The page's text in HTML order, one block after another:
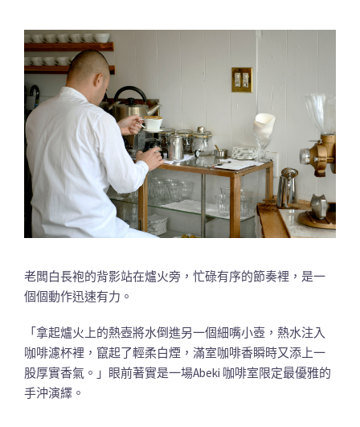
老闆白長袍的背影站在爐火旁，忙碌有序的節奏裡，是一
個個動作迅速有力。
「拿起爐火上的熱壺將水倒進另一個細嘴小壺，熱水注入
咖啡濾杯裡，竄起了輕柔白煙，滿室咖啡香瞬時又添上一
股厚實香氣。」眼前著實是一場Abeki 咖啡室限定最優雅的
手沖演繹。